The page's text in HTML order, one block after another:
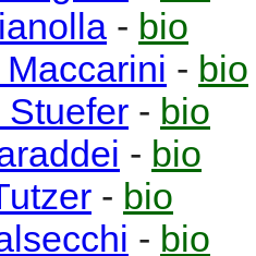
- bio
Maccarini - bio
Stuefer - bio
- bio
- bio
- bio